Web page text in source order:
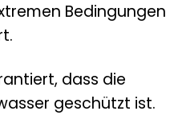
Bedingungen
dass die
geschützt ist.